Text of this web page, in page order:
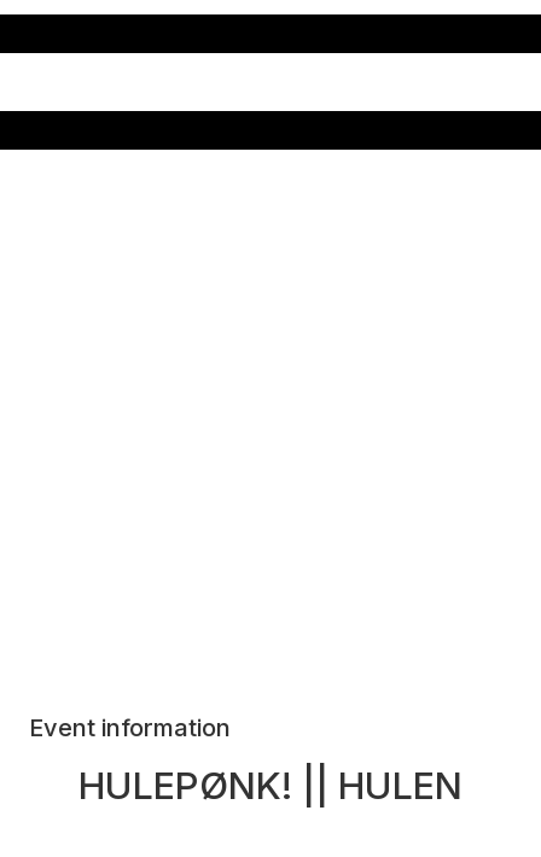
Event information
HULEPØNK! || HULEN